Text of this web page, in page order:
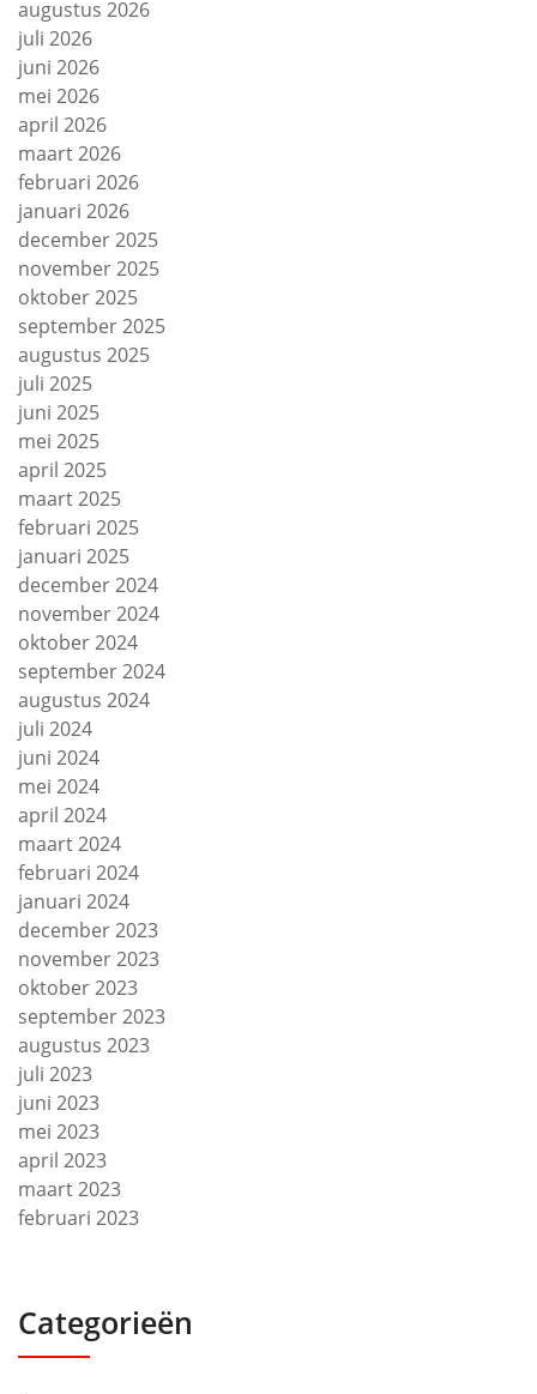
augustus 2026
juli 2026
juni 2026
mei 2026
april 2026
maart 2026
februari 2026
januari 2026
december 2025
november 2025
oktober 2025
september 2025
augustus 2025
juli 2025
juni 2025
mei 2025
april 2025
maart 2025
februari 2025
januari 2025
december 2024
november 2024
oktober 2024
september 2024
augustus 2024
juli 2024
juni 2024
mei 2024
april 2024
maart 2024
februari 2024
januari 2024
december 2023
november 2023
oktober 2023
september 2023
augustus 2023
juli 2023
juni 2023
mei 2023
april 2023
maart 2023
februari 2023
Categorieën